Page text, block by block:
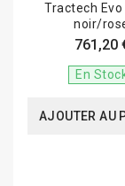
Tractech Evo
noir/
761,20
En
AJOUTER AU